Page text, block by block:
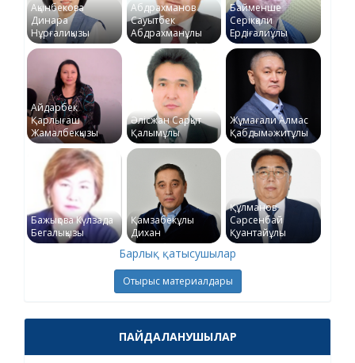
Ақынбекова
Динара
Нұрғалиқызы
Абдрахманов
Сауытбек
Абдрахманұлы
Байменше
Серікқали
Ердіғалиұлы
Айдарбек
Қарлығаш
Жамалбекқызы
Әлісжан Сарқыт
Қалымұлы
Жұмағали Алмас
Қабдымәжитұлы
Бажықова Күлзада
Бегалықызы
Қамзабекұлы
Дихан
Құлманов
Сәрсенбай
Қуантайұлы
Барлық қатысушылар
Отырыс материалдары
ПАЙДАЛАНУШЫЛАР